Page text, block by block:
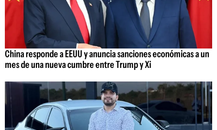
China responde a EEUU y anuncia sanciones económicas a un
mes de una nueva cumbre entre Trump y Xi